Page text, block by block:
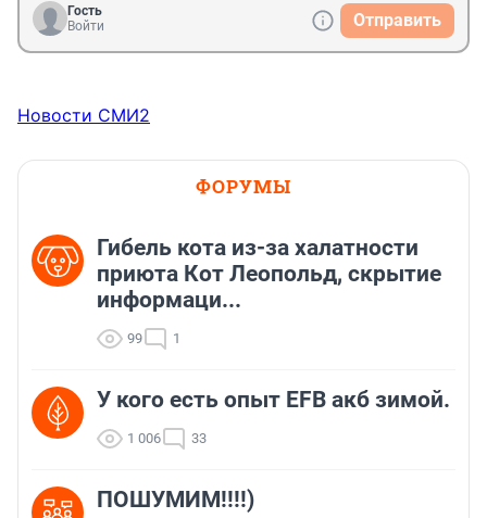
Гость
Войти
Отправить
Новости СМИ2
ФОРУМЫ
Гибель кота из-за халатности
приюта Кот Леопольд, скрытиe
информаци...
99 1
У кого есть опыт EFB акб зимой.
1 006 33
ПОШУМИМ!!!!)